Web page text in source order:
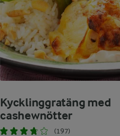
Kycklinggratäng med
cashewnötter
(197)